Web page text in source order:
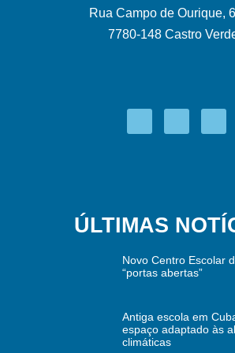
Rua Campo de Ourique,
7780-148 Castro
ÚLTIMAS
Novo Centro Escolar
“portas abertas”
Antiga escola em
espaço adaptado às
climáticas